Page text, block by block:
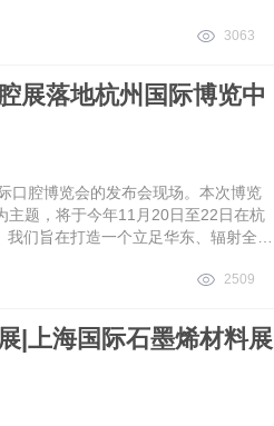
3063
展落地杭州国际博览中
口腔博览会的发布会现场。本次博览
主题，将于今年11月20日至22日在杭
我们旨在打造一个立足华东、辐射全
2509
|上海国际石墨烯材料展